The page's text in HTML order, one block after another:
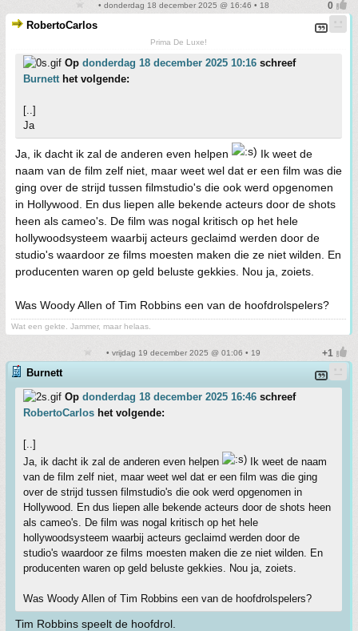
• donderdag 18 december 2025 @ 16:46 • 18
RobertoCarlos
Prima De Luxe!
Op donderdag 18 december 2025 10:16 schreef
Burnetthet volgende:
[..]
Ja
Ja, ik dacht ik zal de anderen even helpen
Ik weet de
naam van de film zelf niet, maar weet wel dat er een film was die
ging over de strijd tussen filmstudio's die ook werd opgenomen
in Hollywood. En dus liepen alle bekende acteurs door de shots
heen als cameo's. De film was nogal kritisch op het hele
hollywoodsysteem waarbij acteurs geclaimd werden door de
studio's waardoor ze films moesten maken die ze niet wilden. En
producenten waren op geld beluste gekkies. Nou ja, zoiets.
Was Woody Allen of Tim Robbins een van de hoofdrolspelers?
Wat een gekte. Jammer, maar helaas.
• vrijdag 19 december 2025 @ 01:06 • 19
Burnett
Op donderdag 18 december 2025 16:46 schreef
RobertoCarlos het volgende:
[..]
Ja, ik dacht ik zal de anderen even helpen
Ik weet de naam
van de film zelf niet, maar weet wel dat er een film was die ging
over de strijd tussen filmstudio's die ook werd opgenomen in
Hollywood. En dus liepen alle bekende acteurs door de shots heen
als cameo's. De film was nogal kritisch op het hele
hollywoodsysteem waarbij acteurs geclaimd werden door de
studio's waardoor ze films moesten maken die ze niet wilden. En
producenten waren op geld beluste gekkies. Nou ja, zoiets.
Was Woody Allen of Tim Robbins een van de hoofdrolspelers?
Tim Robbins speelt de hoofdrol.